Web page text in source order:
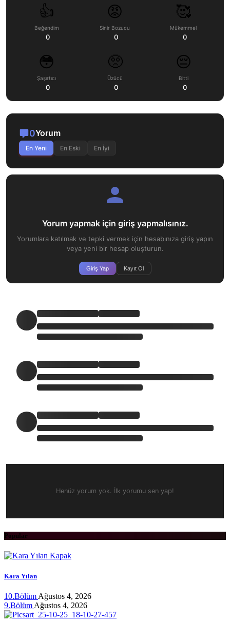
👍
Beğendim
0
😡
Sinir Bozucu
0
🥰
Mükemmel
0
😳
Şaşırtıcı
0
🥺
Üzücü
0
😔
Bitti
0
0Yorum
En Yeni En Eski En İyi
Yorum yapmak için giriş yapmalısınız.
Yorumlara katılmak ve tepki vermek için hesabınıza giriş yapın
veya yeni bir hesap oluşturun.
Giriş Yap Kayıt Ol
Henüz yorum yok. İlk yorumu sen yap!
Popular
Kara Yılan
10.Bölüm Ağustos 4, 2026
9.Bölüm Ağustos 4, 2026